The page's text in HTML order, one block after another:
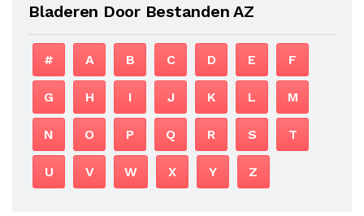
Bladeren Door Bestanden AZ
# A B C D E F
G H I J K L M
N O P Q R S T
U V W X Y Z